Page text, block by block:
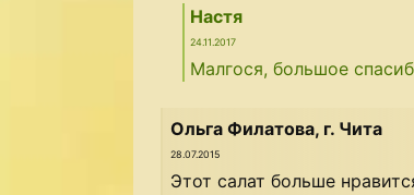
Настя
24.11.2017
Малгося, большое
Ольга Филатова, г. Чита
28.07.2015
Этот салат больше